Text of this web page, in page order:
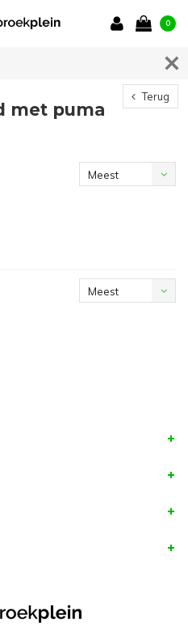
0
Terug
met puma
Meest
Meest